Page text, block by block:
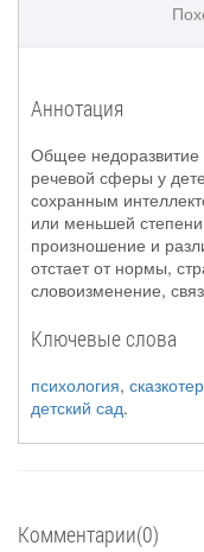
Аннотация
Общее
речевой сферы у
сохранным
или меньшей
произношение и
отстает от нормы,
словоизменение,
Ключевые слова
психология,
детский сад.
Комментарии(0)